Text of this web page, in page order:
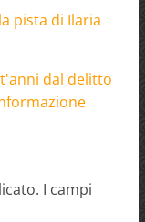
pista di Ilaria
dal delitto
I campi